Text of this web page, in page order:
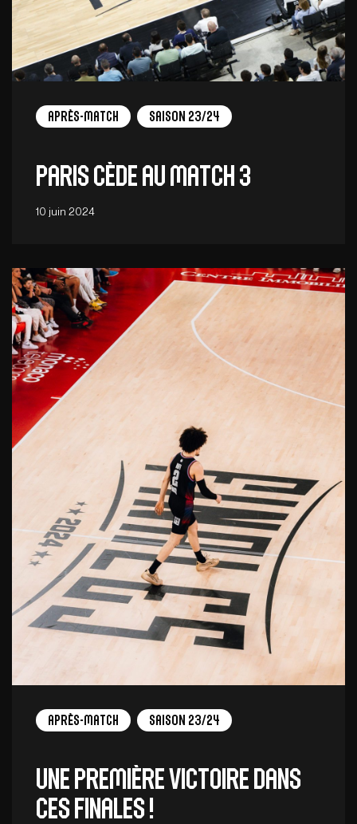
Après-match Saison 23/24
Paris cède au match 3
10 juin 2024
Après-match Saison 23/24
Une première victoire dans
ces finales !